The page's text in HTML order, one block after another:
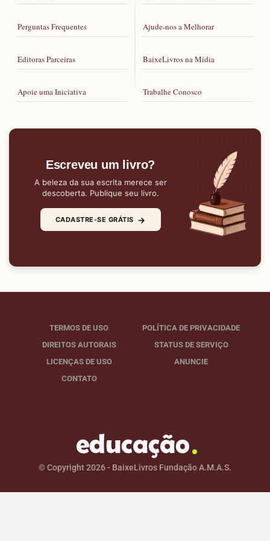
Perguntas Frequentes
Editoras Parceiras
Apoie uma Iniciativa
Ajude-nos a Melhorar
BaixeLivros na Mídia
Trabalhe Conosco
Escreveu um livro?
A beleza da sua escrita merece ser
descoberta. Publique seu livro.
CADASTRE-SE GRÁTIS →
TERMOS DE USO
POLÍTICA DE PRIVACIDADE
DIREITOS AUTORAIS
STATUS DE SERVIÇO
LICENÇAS DE USO
ANUNCIE
CONTATO
© Copyright 2026 - BaixeLivros Fundação A.M.A.S.